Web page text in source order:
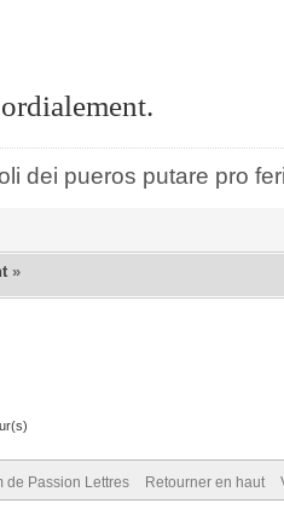
dei pueros putare pro
»
de Passion Lettres Retourner en haut